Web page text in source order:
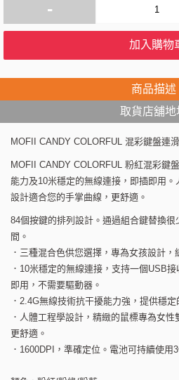
-
加入購物
商品描述
取貨店舖地
MOFII CANDY COLORFUL 混彩鍵盤連
MOFII CANDY COLORFUL 粉紅混彩鍵
能力及10米穩定的無線連接，即插即用
設計適合您的手掌曲線，更舒適。
84個按鍵的排列設計。通過組合鍵替換
間。
．三種混合色供您選擇，專為女孩設計，
．10米穩定的無線連接，支持一個USB
即用，不需要驅動器。
．2.4G無線技術抗干擾能力強，提供穩定
．人體工程學設計，精緻的鼠標專為女性
更舒適。
．1600DPI，準確定位。電池可持續使用3